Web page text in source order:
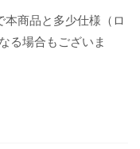
商品と多少仕様（ロ
る場合もございま